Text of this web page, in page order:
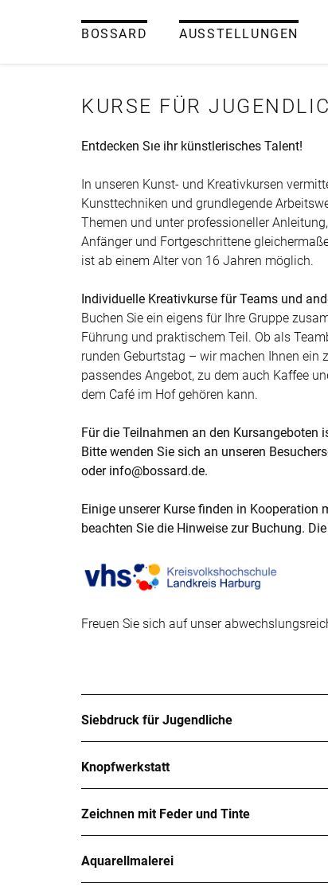
BOSSARD AUSSTELLUNGEN
KURSE FÜR
Entdecken Sıe ihr künstlerisches Talent!
In unseren Kunst- und Kreativkursen
Kunsttechniken und grundlegende
Themen und unter professioneller
Anfänger und Fortgeschrittene
ist ab einem Alter von 16 Jahren möglich.
Individuelle Kreativkurse für Teams und
Buchen Sie ein eigens für Ihre Gruppe
Führung und praktischem Teil. Ob als
runden Geburtstag – wir machen Ihnen ein
passendes Angebot, zu dem auch Kaffee
dem Café im Hof gehören kann.
Für die Teilnahmen an den Kursangeboten
Bitte wenden Sie sich an unseren
oder info@bossard.de.
Einige unserer Kurse finden in
beachten Sie die Hinweise zur Buchung.
Freuen Sie sich auf unser
Siebdruck für Jugendliche
Knopfwerkstatt
Zeichnen mit Feder und Tinte
Aquarellmalerei